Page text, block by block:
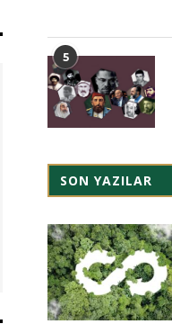
5
SON YAZILAR